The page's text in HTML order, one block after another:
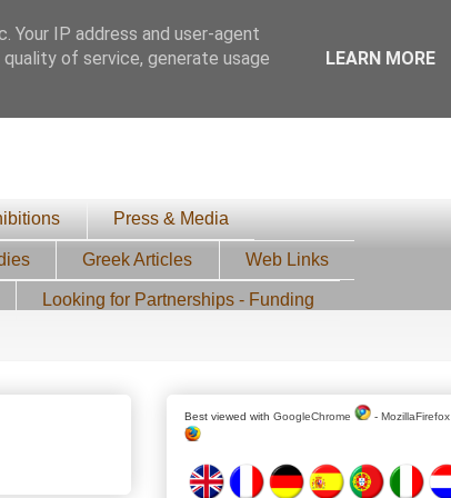
Press & Media
Greek Articles Web Links
Looking for Partnerships - Funding
Best viewed with GoogleChrome - MozillaFirefox
IP address and user-agent
of service, generate usage
LEARN MORE